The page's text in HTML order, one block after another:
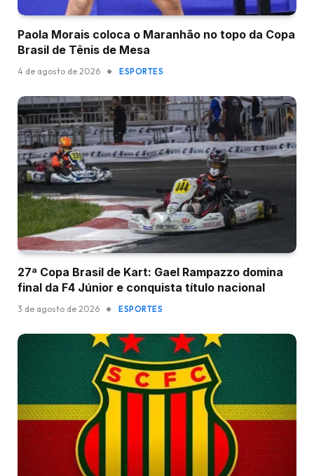
Paola Morais coloca o Maranhão no topo da Copa
Brasil de Tênis de Mesa
4 de agosto de 2026 ESPORTES
27ª Copa Brasil de Kart: Gael Rampazzo domina
final da F4 Júnior e conquista título nacional
3 de agosto de 2026 ESPORTES